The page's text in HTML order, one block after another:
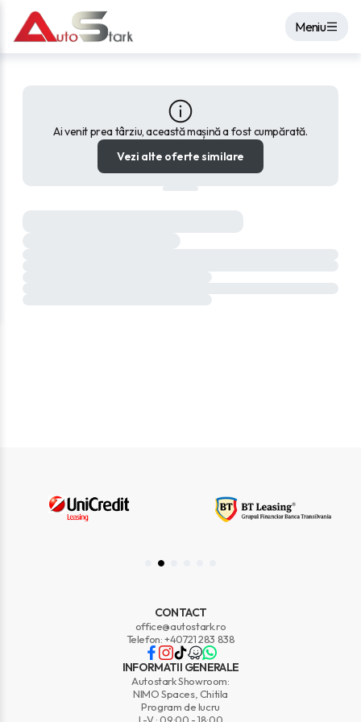
Meniu
Ai venit prea târziu, această mașină a fost cumpărată.
Vezi alte oferte similare
CONTACT
office@autostark.ro
Telefon: +40721 283 838
INFORMATII GENERALE
Autostark Showroom:
NIMO Spaces, Chitila
Program de lucru